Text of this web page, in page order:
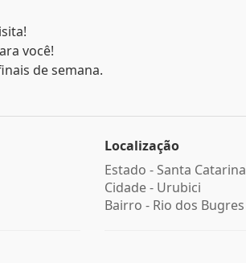
você!
de semana.
Localização
Estado - Santa Catarina
Cidade - Urubici
Bairro - Rio dos Bugres